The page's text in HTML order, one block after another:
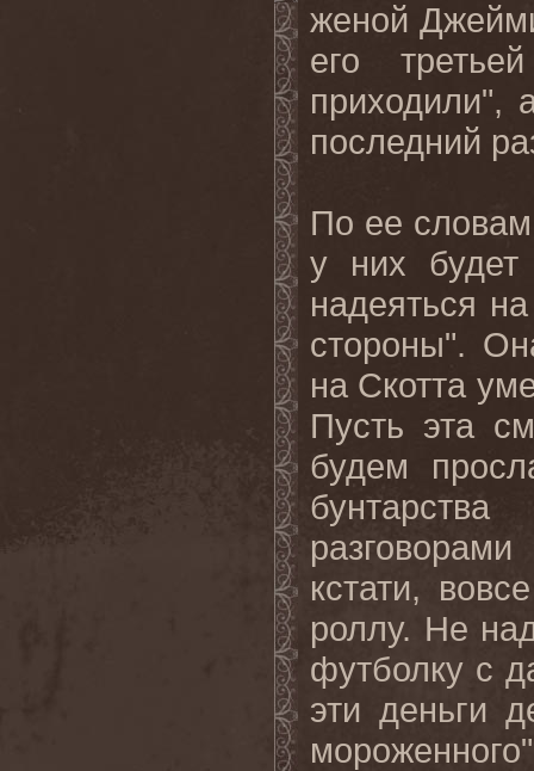
женой
его
приходили",
последний
По ее
у них будет
надеяться
стороны".
на Скотта
Пусть эта
будем
кстати,
роллу. Не
футболку с
эти деньги